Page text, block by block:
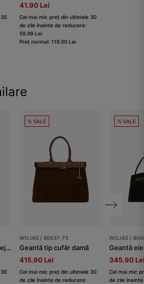
41.90 Lei
Cel mai mic preț din ultimele 30
de zile înainte de reducere:
59.99 Lei
Preț normal: 119.00 Lei
Cufăr damă din piele bej-maro
% SALE
WOJAS / 80437-73
Geantă tip cufăr damă
415.90 Lei
Cel mai mic preț din ultimele 30
de zile înainte de reducere:
% SALE
WOJAS /
345.90
Cel mai mic
de zile